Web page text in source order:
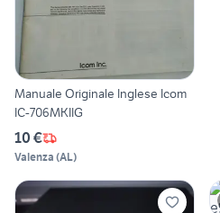
Manuale Originale Inglese Icom
IC-706MKIIG
10 €
Valenza (AL)